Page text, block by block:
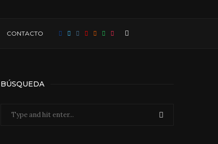
CONTACTO
BÚSQUEDA